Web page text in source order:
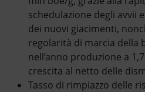
schedulazione degli avvii
dei nuovi giacimenti,
regolarità di marcia della
nell’anno produzione a
crescita al netto delle
Tasso di rimpiazzo delle